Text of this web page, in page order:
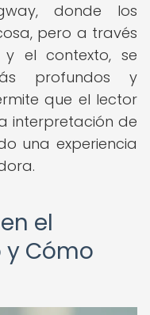
donde los
pero a través
el contexto, se
profundos y
que el lector
interpretación de
una experiencia
el
Cómo